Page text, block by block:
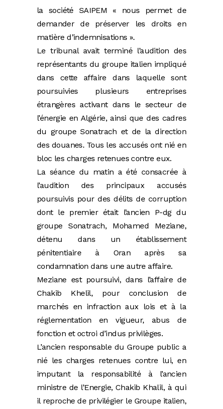
la société SAIPEM « nous permet de
demander de préserver les droits en
matière d’indemnisations ».
Le tribunal avait terminé l’audition des
représentants du groupe italien impliqué
dans cette affaire dans laquelle sont
poursuivies plusieurs entreprises
étrangères activant dans le secteur de
l’énergie en Algérie, ainsi que des cadres
du groupe Sonatrach et de la direction
des douanes. Tous les accusés ont nié en
bloc les charges retenues contre eux.
La séance du matin a été consacrée à
l’audition des principaux accusés
poursuivis pour des délits de corruption
dont le premier était l’ancien P-dg du
groupe Sonatrach, Mohamed Meziane,
détenu dans un établissement
pénitentiaire à Oran après sa
condamnation dans une autre affaire.
Meziane est poursuivi, dans l’affaire de
Chakib Khelil, pour conclusion de
marchés en infraction aux lois et à la
réglementation en vigueur, abus de
fonction et octroi d’indus privilèges.
L’ancien responsable du Groupe public a
nié les charges retenues contre lui, en
imputant la responsabilité à l’ancien
ministre de l’Energie, Chakib Khalil, à qui
il reproche de privilégier le Groupe italien,